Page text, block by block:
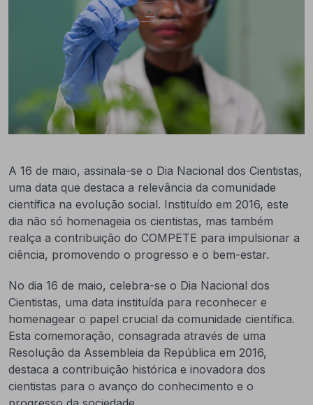
A 16 de maio, assinala-se o Dia Nacional dos Cientistas,
uma data que destaca a relevância da comunidade
científica na evolução social. Instituído em 2016, este
dia não só homenageia os cientistas, mas também
realça a contribuição do COMPETE para impulsionar a
ciência, promovendo o progresso e o bem-estar.
No dia 16 de maio, celebra-se o Dia Nacional dos
Cientistas, uma data instituída para reconhecer e
homenagear o papel crucial da comunidade científica.
Esta comemoração, consagrada através de uma
Resolução da Assembleia da República em 2016,
destaca a contribuição histórica e inovadora dos
cientistas para o avanço do conhecimento e o